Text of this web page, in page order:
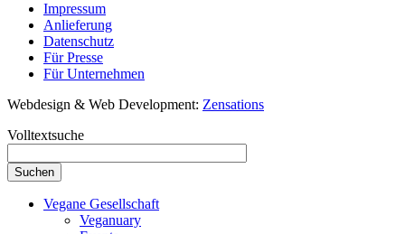
Impressum
Anlieferung
Datenschutz
Für Presse
Für Unternehmen
Webdesign & Web Development: Zensations
Volltextsuche
Vegane Gesellschaft
Veganuary